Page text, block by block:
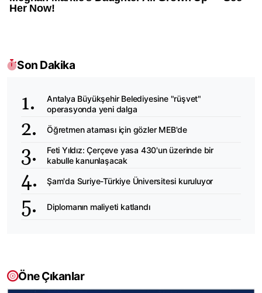
Son Dakika
Antalya Büyükşehir Belediyesine "rüşvet"
operasyonda yeni dalga
Öğretmen ataması için gözler MEB'de
Feti Yıldız: Çerçeve yasa 430'un üzerinde bir
kabulle kanunlaşacak
Şam'da Suriye-Türkiye Üniversitesi kuruluyor
Diplomanın maliyeti katlandı
Öne Çıkanlar